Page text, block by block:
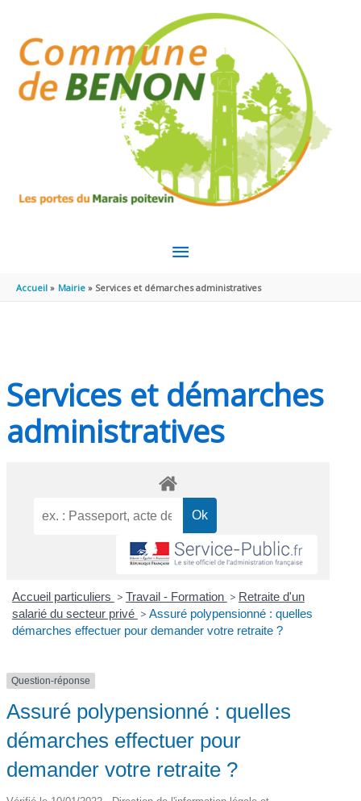
MENU
PRINCIPAL
Accueil Mairie Services et démarches administratives
Services et démarches
administratives
Accueil particuliers > Travail - Formation > Retraite d'un
salarié du secteur privé > Assuré polypensionné : quelles
démarches effectuer pour demander votre retraite ?
Question-réponse
Assuré polypensionné : quelles
démarches effectuer pour
demander votre retraite ?